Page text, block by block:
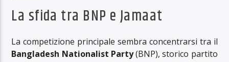
La sfida tra BNP e Jamaat
La competizione principale sembra concentrarsi tra il
Bangladesh Nationalist Party(BNP), storico partito